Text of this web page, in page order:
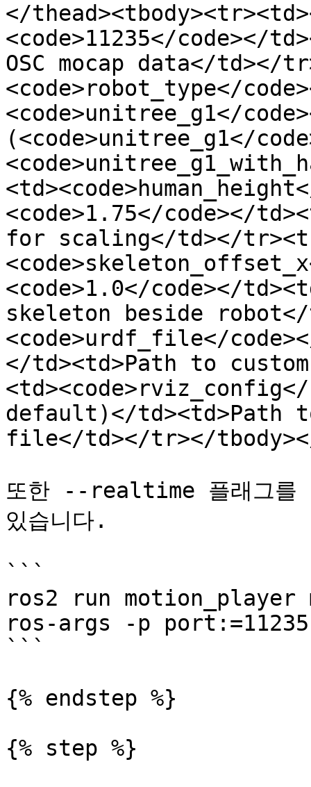
</
<code>11235</
OSC mocap data</td></
<code>robot_type</
<code>unitree_g1</
(<code>unitree_g1</
<code>1.75</code></
for scaling</td></
<code>1.0</code></
skeleton beside
<code>urdf_file</
</td><td>Path to
default)</td><td>Path
file</td></tr></
또한 --realtime 플래그를
있습니다.
```
ros2 run
ros-args -p
```
{% endstep %}
{% step %}